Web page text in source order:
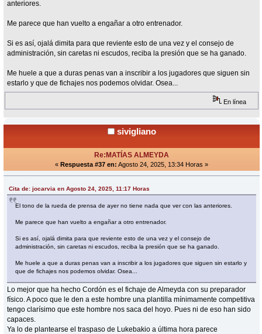
anteriores.
Me parece que han vuelto a engañar a otro entrenador.
Si es así, ojalá dimita para que reviente esto de una vez y el consejo de
administración, sin caretas ni escudos, reciba la presión que se ha ganado.
Me huele a que a duras penas van a inscribir a los jugadores que siguen sin
estarlo y que de fichajes nos podemos olvidar. Osea...
En línea
sivigliano
Re:MATÍAS ALMEYDA
« Respuesta #37 en: Agosto 24, 2025, 13:34 Horas »
Cita de: jocarvia en Agosto 24, 2025, 11:17 Horas
El tono de la rueda de prensa de ayer no tiene nada que ver con las anteriores.
Me parece que han vuelto a engañar a otro entrenador.
Si es así, ojalá dimita para que reviente esto de una vez y el consejo de
administración, sin caretas ni escudos, reciba la presión que se ha ganado.
Me huele a que a duras penas van a inscribir a los jugadores que siguen sin estarlo y
que de fichajes nos podemos olvidar. Osea...
Lo mejor que ha hecho Cordón es el fichaje de Almeyda con su preparador
físico. A poco que le den a este hombre una plantilla mínimamente competitiva
tengo clarísimo que este hombre nos saca del hoyo. Pues ni de eso han sido
capaces.
Ya lo de plantearse el traspaso de Lukebakio a última hora parece